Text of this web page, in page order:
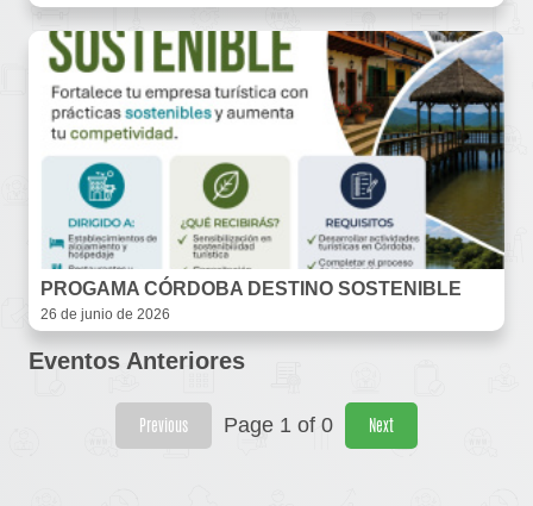
PROGAMA CÓRDOBA DESTINO SOSTENIBLE
26 de junio de 2026
Eventos Anteriores
Previous Page 1 of 0 Next